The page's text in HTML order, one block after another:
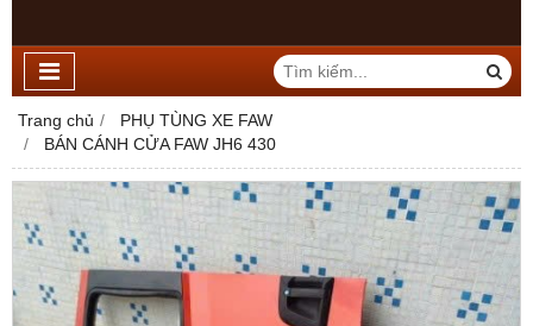
Trang chủ
PHỤ TÙNG XE FAW
BÁN CÁNH CỬA FAW JH6 430